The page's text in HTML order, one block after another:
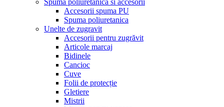
Spuma poliuretanica si accesorii
Accesorii spuma PU
Spuma poliuretanica
Unelte de zugravit
Accesorii pentru zugrăvit
Articole marcaj
Bidinele
Cancioc
Cuve
Folii de protecție
Gletiere
Mistrii